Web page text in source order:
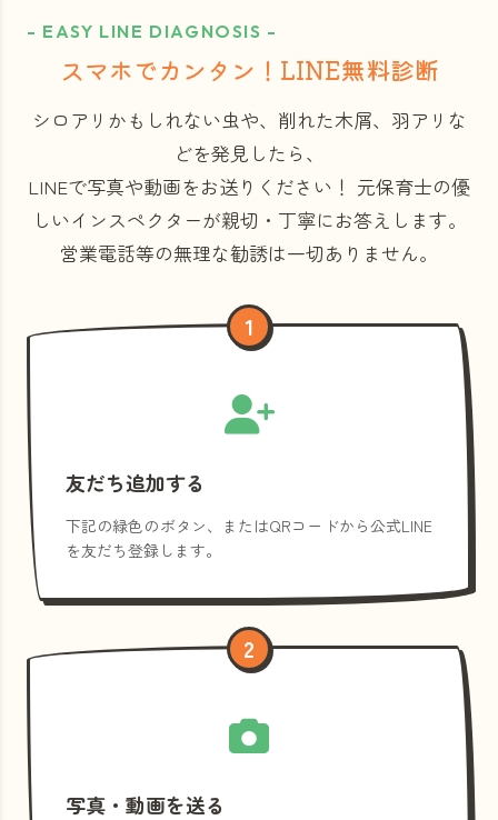
- EASY LINE DIAGNOSIS -
スマホでカンタン！LINE無料診断
シロアリかもしれない虫や、削れた木屑、羽アリな
どを発見したら、
LINEで写真や動画をお送りください！ 元保育士の優
しいインスペクターが親切・丁寧にお答えします。
営業電話等の無理な勧誘は一切ありません。
1
友だち追加する
下記の緑色のボタン、またはQRコードから公式LINE
を友だち登録します。
2
写真・動画を送る